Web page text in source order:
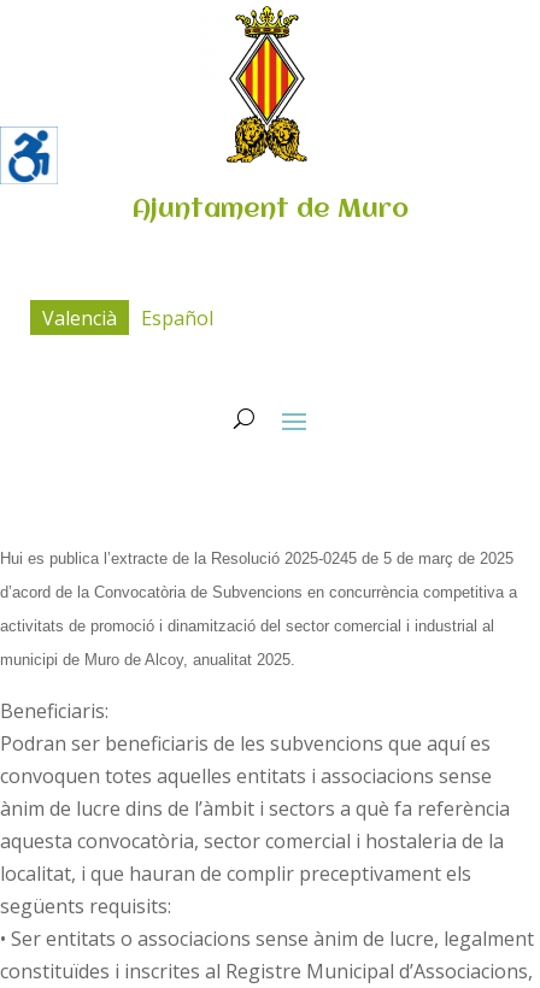
Ajuntament de Muro
Valencià Español
Hui es publica l’extracte de la Resolució 2025-0245 de 5 de març de 2025
d’acord de la Convocatòria de Subvencions en concurrència competitiva a
activitats de promoció i dinamització del sector comercial i industrial al
municipi de Muro de Alcoy, anualitat 2025
Beneficiaris:
Podran ser beneficiaris de les subvencions que aquí es
convoquen totes aquelles entitats i associacions sense
ànim de lucre dins de l’àmbit i sectors a què fa referència
aquesta convocatòria, sector comercial i hostaleria de la
localitat, i que hauran de complir preceptivament els
següents requisits:
• Ser entitats o associacions sense ànim de lucre, legalment
constituïdes i inscrites al Registre Municipal d’Associacions,